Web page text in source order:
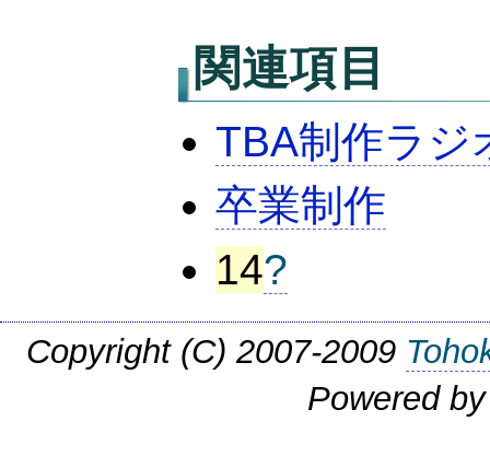
関連項目
TBA制作ラジ
卒業制作
14?
Copyright (C) 2007-2009
Powered